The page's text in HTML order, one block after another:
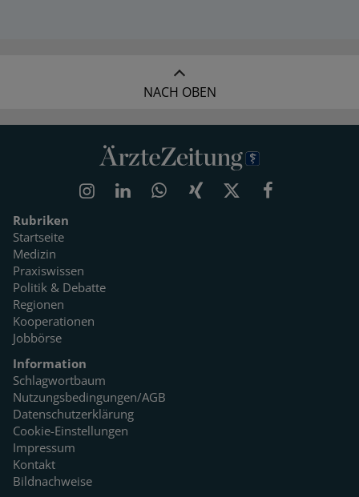
NACH OBEN
Rubriken
Startseite
Medizin
Praxiswissen
Politik & Debatte
Regionen
Kooperationen
Jobbörse
Information
Schlagwortbaum
Nutzungsbedingungen/AGB
Datenschutzerklärung
Cookie-Einstellungen
Impressum
Kontakt
Bildnachweise